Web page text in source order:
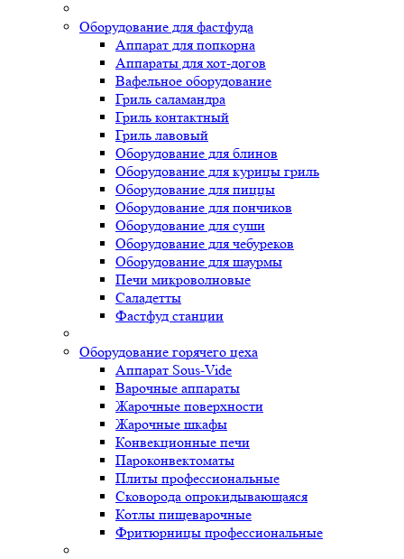
Оборудование для фастфуда
Аппарат для попкорна
Аппараты для хот-догов
Вафельное оборудование
Гриль саламандра
Гриль контактный
Гриль лавовый
Оборудование для блинов
Оборудование для курицы гриль
Оборудование для пиццы
Оборудование для пончиков
Оборудование для суши
Оборудование для чебуреков
Оборудование для шаурмы
Печи микроволновые
Саладетты
Фастфуд станции
Оборудование горячего цеха
Аппарат Sous-Vide
Варочные аппараты
Жарочные поверхности
Жарочные шкафы
Конвекционные печи
Пароконвектоматы
Плиты профессиональные
Сковорода опрокидывающаяся
Котлы пищеварочные
Фритюрницы профессиональные